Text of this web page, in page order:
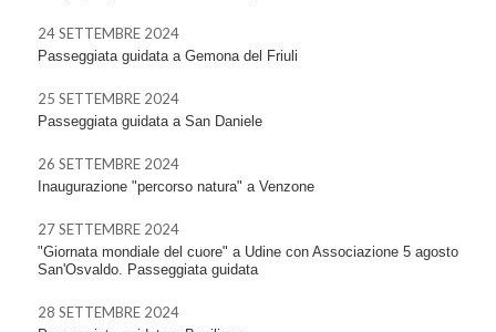
24 SETTEMBRE 2024
Passeggiata guidata a Gemona del Friuli
25 SETTEMBRE 2024
Passeggiata guidata a San Daniele
26 SETTEMBRE 2024
Inaugurazione "percorso natura" a Venzone
27 SETTEMBRE 2024
"Giornata mondiale del cuore" a Udine con Associazione 5 agosto
San'Osvaldo. Passeggiata guidata
28 SETTEMBRE 2024